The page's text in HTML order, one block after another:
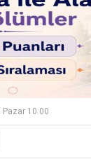
Pazar 10:00